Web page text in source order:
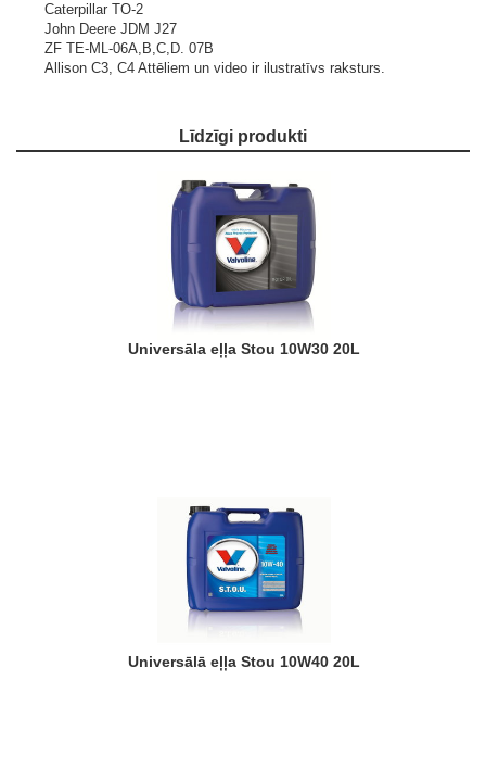
Caterpillar TO-2
John Deere JDM J27
ZF TE-ML-06A,B,C,D. 07B
Allison C3, C4 Attēliem un video ir ilustratīvs raksturs.
Līdzīgi produkti
Universāla eļļa Stou 10W30 20L
Universālā eļļa Stou 10W40 20L